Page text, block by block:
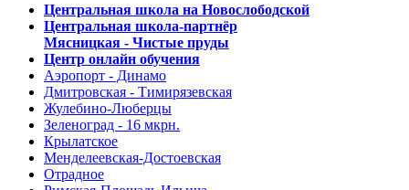
Центральная школа на Новослободской
Центральная школа-партнёр
Мясницкая - Чистые пруды
Центр онлайн обучения
Аэропорт - Динамо
Дмитровская - Тимирязевская
Жулебино-Люберцы
Зеленоград - 16 мкрн.
Крылатское
Менделеевская-Достоевская
Отрадное